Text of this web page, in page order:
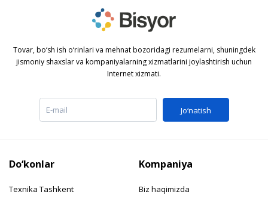
Tovar, bo‘sh ish o‘rinlari va mehnat bozoridagi rezumelarni, shuningdek
jismoniy shaxslar va kompaniyalarning xizmatlarini joylashtirish uchun
Internet xizmati.
Jo‘natish
Do‘konlar
Texnika Tashkent
Kompaniya
Biz haqimizda